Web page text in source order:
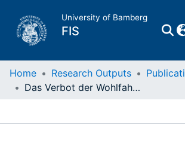
University of Bamberg
FIS
Home
Home Research Outputs
Das Verbot der Wohlfahrtspartei: Verteidigung des Laizismusprinzips durch das türkische Verfassungsgericht